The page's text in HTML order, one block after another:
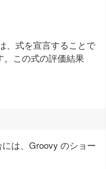
、式を宣言することで
。この式の評価結果
は、Groovy のショー